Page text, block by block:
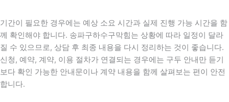
기간이 필요한 경우에는 예상 소요 시간과 실제 진행 가능 시간을 함
께 확인해야 합니다. 송파구하수구막힘는 상황에 따라 일정이 달라
질 수 있으므로, 상담 후 최종 내용을 다시 정리하는 것이 좋습니다.
신청, 예약, 계약, 이용 절차가 연결되는 경우에는 구두 안내만 듣기
보다 확인 가능한 안내문이나 계약 내용을 함께 살펴보는 편이 안전
합니다.